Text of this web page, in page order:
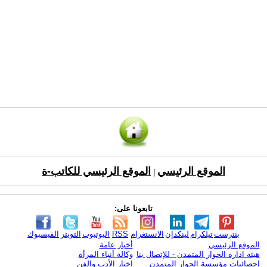
الموقع الرئيسي الموقع الرئيسي للكاتب-ة
تابعونا على:
الفيسبوك التويتر اليوتيوب RSS الانستغرام لينكدإن تيلكرامبنترست
الموقع الرئيسي
هيئة ادارة الحوار المتمدن - للإتصال بنا
إحصائيات مؤسسة الحوار المتمدن
أخبار عامة
وكالة أنباء المرأة
اخبار الأدب والفن